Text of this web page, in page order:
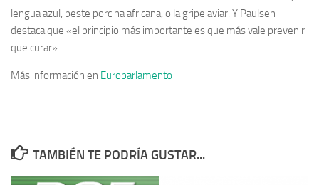
lengua azul, peste porcina africana, o la gripe aviar. Y Paulsen
destaca que «el principio más importante es que más vale prevenir
que curar».
Más información en Europarlamento
TAMBIÉN TE PODRÍA GUSTAR...